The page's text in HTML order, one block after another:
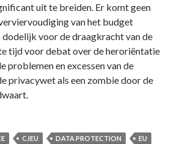
uit te breiden. Er komt geen
van het budget
voor de draagkracht van de
tijd voor debat over de heroriëntatie
problemen en excessen van de
privacywet als een zombie door de
CJEU DATA PROTECTION
EU